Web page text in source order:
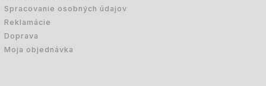
Spracovanie osobných údajov
Reklamácie
Doprava
Moja objednávka